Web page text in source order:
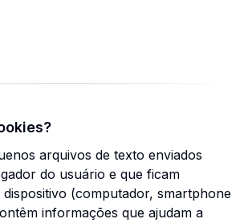
arquivos de texto enviados
do usuário e que ficam
(computador, smartphone
informações que ajudam a